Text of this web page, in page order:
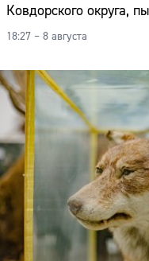
Ковдорского округа,
18:27 – 8 августа